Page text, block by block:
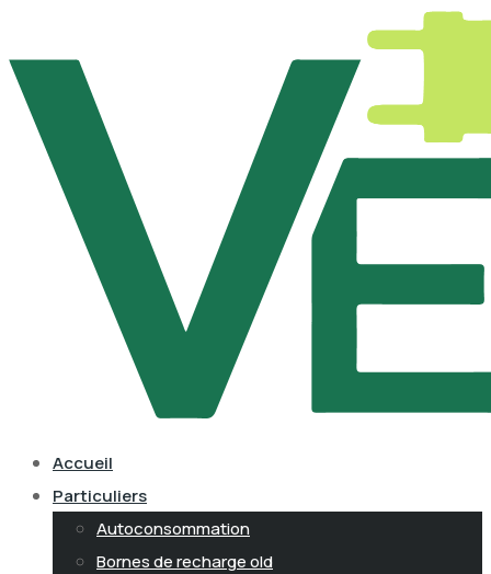
Accueil
Particuliers
Autoconsommation
Bornes de recharge old